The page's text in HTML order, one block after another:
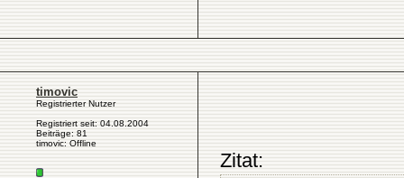
timovic
Registrierter Nutzer
Registriert seit: 04.08.2004
Beiträge: 81
timovic: Offline
Zitat: